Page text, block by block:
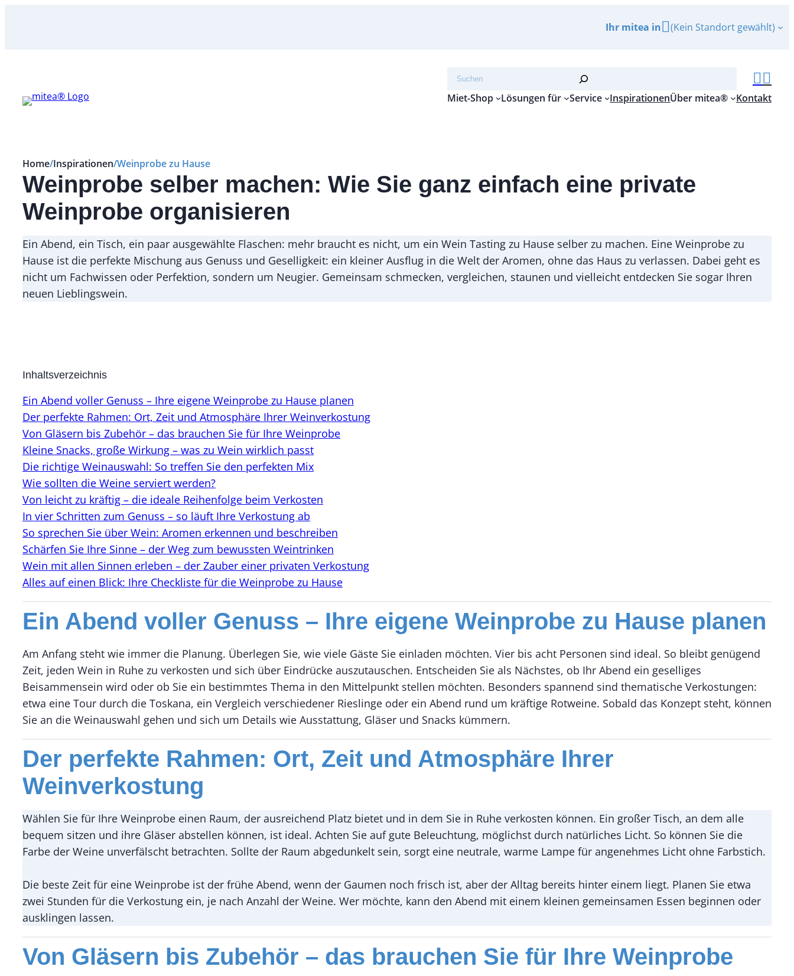
Ihr mitea in (Kein Standort gewählt)
Suchen
Miet-Shop
Lösungen für Service InspirationenÜber mitea® Kontakt
Home/Inspirationen/Weinprobe zu Hause
Weinprobe selber machen: Wie Sie ganz einfach eine private
Weinprobe organisieren
Ein Abend, ein Tisch, ein paar ausgewählte Flaschen: mehr braucht es nicht, um ein Wein Tasting zu Hause selber zu machen. Eine Weinprobe zu
Hause ist die perfekte Mischung aus Genuss und Geselligkeit: ein kleiner Ausflug in die Welt der Aromen, ohne das Haus zu verlassen. Dabei geht es
nicht um Fachwissen oder Perfektion, sondern um Neugier. Gemeinsam schmecken, vergleichen, staunen und vielleicht entdecken Sie sogar Ihren
neuen Lieblingswein.
Inhaltsverzeichnis
Ein Abend voller Genuss – Ihre eigene Weinprobe zu Hause planen
Der perfekte Rahmen: Ort, Zeit und Atmosphäre Ihrer Weinverkostung
Von Gläsern bis Zubehör – das brauchen Sie für Ihre Weinprobe
Kleine Snacks, große Wirkung – was zu Wein wirklich passt
Die richtige Weinauswahl: So treffen Sie den perfekten Mix
Wie sollten die Weine serviert werden?
Von leicht zu kräftig – die ideale Reihenfolge beim Verkosten
In vier Schritten zum Genuss – so läuft Ihre Verkostung ab
So sprechen Sie über Wein: Aromen erkennen und beschreiben
Schärfen Sie Ihre Sinne – der Weg zum bewussten Weintrinken
Wein mit allen Sinnen erleben – der Zauber einer privaten Verkostung
Alles auf einen Blick: Ihre Checkliste für die Weinprobe zu Hause
Ein Abend voller Genuss – Ihre eigene Weinprobe zu Hause planen
Am Anfang steht wie immer die Planung. Überlegen Sie, wie viele Gäste Sie einladen möchten. Vier bis acht Personen sind ideal. So bleibt genügend
Zeit, jeden Wein in Ruhe zu verkosten und sich über Eindrücke auszutauschen. Entscheiden Sie als Nächstes, ob Ihr Abend ein geselliges
Beisammensein wird oder ob Sie ein bestimmtes Thema in den Mittelpunkt stellen möchten. Besonders spannend sind thematische Verkostungen:
etwa eine Tour durch die Toskana, ein Vergleich verschiedener Rieslinge oder ein Abend rund um kräftige Rotweine. Sobald das Konzept steht, können
Sie an die Weinauswahl gehen und sich um Details wie Ausstattung, Gläser und Snacks kümmern.
Der perfekte Rahmen: Ort, Zeit und Atmosphäre Ihrer
Weinverkostung
Wählen Sie für Ihre Weinprobe einen Raum, der ausreichend Platz bietet und in dem Sie in Ruhe verkosten können. Ein großer Tisch, an dem alle
bequem sitzen und ihre Gläser abstellen können, ist ideal. Achten Sie auf gute Beleuchtung, möglichst durch natürliches Licht. So können Sie die
Farbe der Weine unverfälscht betrachten. Sollte der Raum abgedunkelt sein, sorgt eine neutrale, warme Lampe für angenehmes Licht ohne Farbstich.
Die beste Zeit für eine Weinprobe ist der frühe Abend, wenn der Gaumen noch frisch ist, aber der Alltag bereits hinter einem liegt. Planen Sie etwa
zwei Stunden für die Verkostung ein, je nach Anzahl der Weine. Wer möchte, kann den Abend mit einem kleinen gemeinsamen Essen beginnen oder
ausklingen lassen.
Von Gläsern bis Zubehör – das brauchen Sie für Ihre Weinprobe